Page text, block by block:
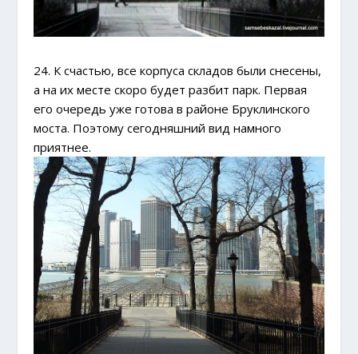
24. К счастью, все корпуса складов были снесены,
а на их месте скоро будет разбит парк. Первая
его очередь уже готова в районе Бруклинского
моста. Поэтому сегодняшний вид намного
приятнее.